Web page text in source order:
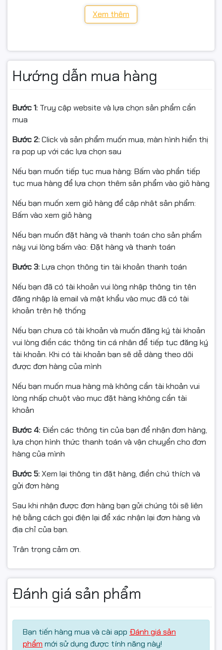
Quấn pallet trong kho/xưởng, cố định kiện hàng giao
Bảo vệ tạm thời bề mặt sản phẩm khi lưu kho – vận
chuyển.
🔹 Lưu ý sử dụng
Không quấn lên bề mặt nóng, ẩm ướt, dính dầu.
Bảo quản khô ráo, tránh nắng trực tiếp; đậy kín khi
không dùng.
📦 Điều kiện hoàn hàng (📦)
va đập/lỗi vận chuyển.
liên hệ để được hỗ trợ trước khi hoàn.
Hàng hoàn cần nguyên trạng, đủ lõi/cuộn/phụ kiện,
không hư hỏng.
định của sàn.
#mangchit #mangPE #mangco #quanhang
#quandonggoi #pallet #donggoi #baovesanpham
#fullVAT #khohang #logistics #ngocthocomputer
Xem thêm
Hướng dẫn mua hàng
Bước 1: Truy cập website và lựa chọn sản phẩm cần
mua
Bước 2:Click và sản phẩm muốn mua, màn hình hiển thị
ra pop up với các lựa chọn sau
Nếu bạn muốn tiếp tục mua hàng: Bấm vào phần tiếp
tục mua hàng để lựa chọn thêm sản phẩm vào giỏ hàng
Nếu bạn muốn xem giỏ hàng để cập nhật sản phẩm:
Bấm vào xem giỏ hàng
Nếu bạn muốn đặt hàng và thanh toán cho sản phẩm
này vui lòng bấm vào: Đặt hàng và thanh toán
Bước 3:Lựa chọn thông tin tài khoản thanh toán
Nếu bạn đã có tài khoản vui lòng nhập thông tin tên
đăng nhập là email và mật khẩu vào mục đã có tài
khoản trên hệ thống
Nếu bạn chưa có tài khoản và muốn đăng ký tài khoản
vui lòng điền các thông tin cá nhân để tiếp tục đăng ký
tài khoản. Khi có tài khoản bạn sẽ dễ dàng theo dõi
được đơn hàng của mình
Nếu bạn muốn mua hàng mà không cần tài khoản vui
lòng nhấp chuột vào mục đặt hàng không cần tài
khoản
Bước 4: Điền các thông tin của bạn để nhận đơn hàng,
lựa chọn hình thức thanh toán và vận chuyển cho đơn
hàng của mình
Bước 5:Xem lại thông tin đặt hàng, điền chú thích và
gửi đơn hàng
Sau khi nhận được đơn hàng bạn gửi chúng tôi sẽ liên
hệ bằng cách gọi điện lại để xác nhận lại đơn hàng và
địa chỉ của bạn.
Trân trọng cảm ơn.
Đánh giá sản phẩm
Bạn tiến hàng mua và cài app Đánh giá sản
phẩm mới sử dụng được tính năng này!